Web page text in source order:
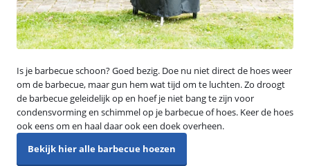
Is je barbecue schoon? Goed bezig. Doe nu niet direct de hoes weer
om de barbecue, maar gun hem wat tijd om te luchten. Zo droogt
de barbecue geleidelijk op en hoef je niet bang te zijn voor
condensvorming en schimmel op je barbecue of hoes. Keer de hoes
ook eens om en haal daar ook een doek overheen.
Bekijk hier alle barbecue hoezen